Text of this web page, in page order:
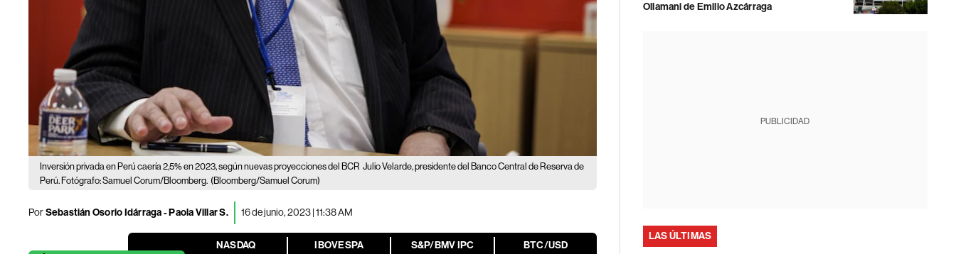
Inversión privada en Perú caería 2,5% en 2023, según nuevas proyecciones del BCR Julio Velarde, presidente del Banco Central de Reserva de
Perú. Fotógrafo: Samuel Corum/Bloomberg. (Bloomberg/Samuel Corum)
PorSebastián Osorio Idárraga-Paola Villar S. 16 de junio, 2023 | 11:38 AM
NASDAQ IBOVESPA S&P/BMV IPC BTC/USD
Ollamani de Emilio Azcárraga
PUBLICIDAD
LAS ÚLTIMAS